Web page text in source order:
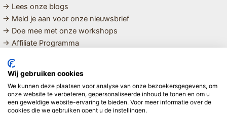
→ Lees onze blogs
→ Meld je aan voor onze nieuwsbrief
→ Doe mee met onze workshops
→ Affiliate Programma
MET LIEFDE SAMENGESTELDE
BIOLOGISCHE EN DUURZAME PRODUCTEN VOOR HET HELE
GEZIN
Wij gebruiken cookies
We kunnen deze plaatsen voor analyse van onze bezoekersgegevens, om
onze website te verbeteren, gepersonaliseerde inhoud te tonen en om u
een geweldige website-ervaring te bieden. Voor meer informatie over de
cookies die we gebruiken opent u de instellingen.